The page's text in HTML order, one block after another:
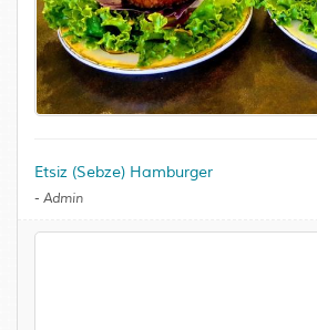
Etsiz (Sebze) Hamburger
- Admin